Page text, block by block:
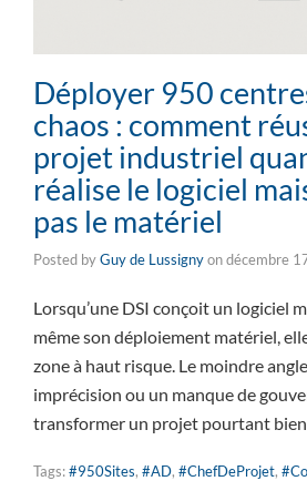
Déployer 950
chaos : comment
projet industriel
réalise le logiciel
pas le matériel
Posted byGuy de Lussignyondécembre
Lorsqu’une DSI conçoit un logiciel
même son déploiement matériel,
zone à haut risque. Le moindre
imprécision ou un manque de
transformer un projet pourtant bien
Tags:#950Sites, #AD, #ChefDeProjet,